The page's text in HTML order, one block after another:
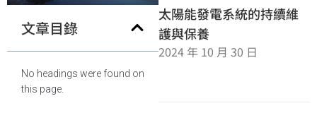
文章目錄
No headings were found on
this page.
太陽能發電系統的持續維
護與保養
2024 年 10 月 30 日